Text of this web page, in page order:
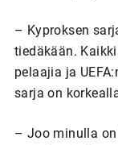
– Kyproksen
tiedäkään.
pelaajia ja
sarja on
– Joo minulla